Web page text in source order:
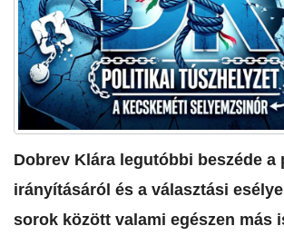
​Dobrev Klára legutóbbi beszéde a
irányításáról és a választási
sorok között valami egészen más